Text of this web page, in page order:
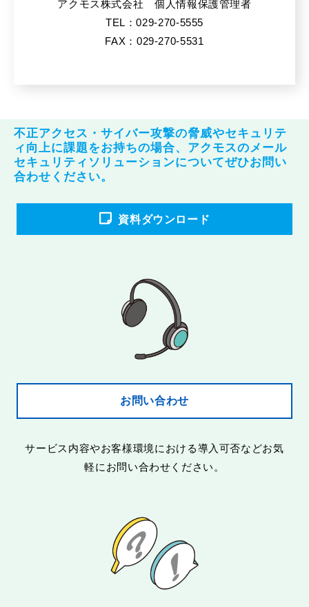
アクモス株式会社 個人情報保護管理者
TEL：029-270-5555
FAX：029-270-5531
不正アクセス・サイバー攻撃の脅威やセキュリテ
ィ向上に課題をお持ちの場合、アクモスのメール
セキュリティソリューションについてぜひお問い
合わせください。
資料ダウンロード
お問い合わせ
サービス内容やお客様環境における導入可否などお気
軽にお問い合わせください。